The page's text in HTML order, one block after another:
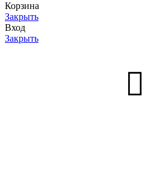
Корзина
Закрыть
Вход
Закрыть